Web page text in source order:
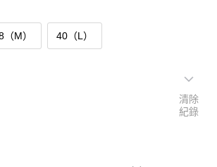
（M） 40（L）
清除
紀錄